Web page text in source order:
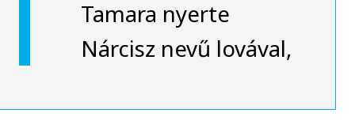
Tamara nyerte
Nárcisz nevű lovával,